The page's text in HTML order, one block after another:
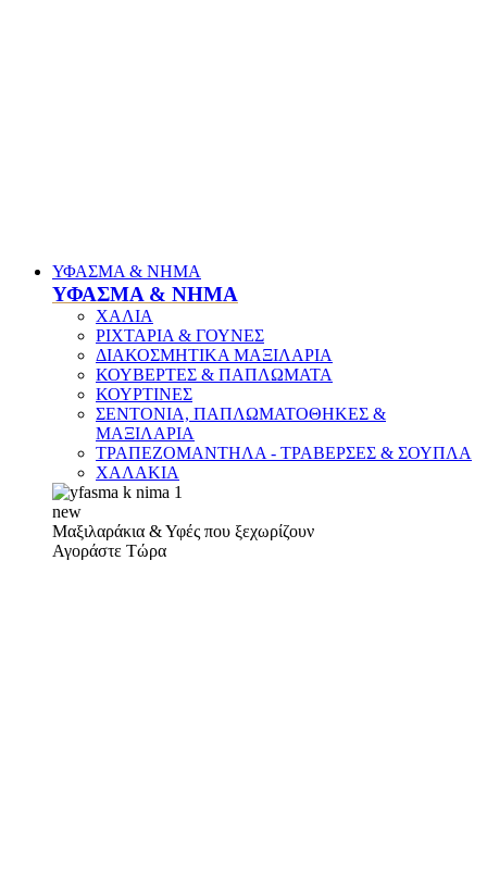
ΥΦΑΣΜΑ & ΝΗΜΑ
ΥΦΑΣΜΑ & ΝΗΜΑ
ΧΑΛΙΑ
ΡΙΧΤΑΡΙΑ & ΓΟΥΝΕΣ
ΔΙΑΚΟΣΜΗΤΙΚΑ ΜΑΞΙΛΑΡΙΑ
ΚΟΥΒΕΡΤΕΣ & ΠΑΠΛΩΜΑΤΑ
ΚΟΥΡΤΙΝΕΣ
ΣΕΝΤΟΝΙΑ, ΠΑΠΛΩΜΑΤΟΘΗΚΕΣ &
ΜΑΞΙΛΑΡΙΑ
ΤΡΑΠΕΖΟΜΑΝΤΗΛΑ - ΤΡΑΒΕΡΣΕΣ & ΣΟΥΠΛΑ
ΧΑΛΑΚΙΑ
new
Μαξιλαράκια & Υφές που ξεχωρίζουν
Αγοράστε Τώρα